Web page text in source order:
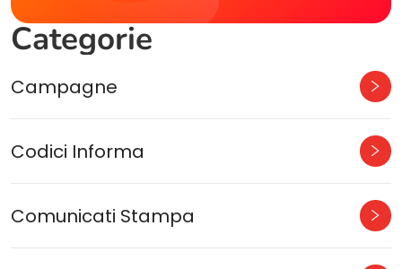
Categorie
Campagne
Codici Informa
Comunicati Stampa